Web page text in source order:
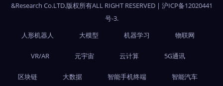
&Research Co.LTD.版权所有ALL RIGHT RESERVED | 沪ICP备12020441
号-3.
人形机器人
大模型 机器学习 物联网
VR/AR 元宇宙 云计算 5G通讯
区块链 大数据 智能手机终端 智能汽车